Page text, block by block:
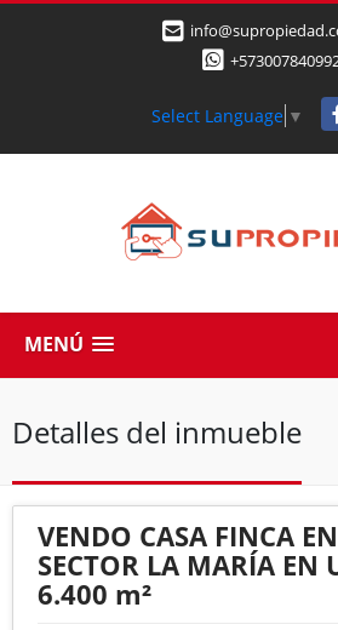
Select Language ▼
MENÚ
Detalles del inmueble
VENDO CASA FINCA
SECTOR LA MARÍA EN
6.400 m²